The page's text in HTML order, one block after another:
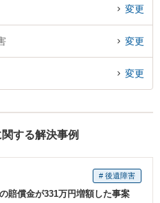
変更
変更
変更
する解決事例
# 後遺障害
賠償金が331万円増額した事案